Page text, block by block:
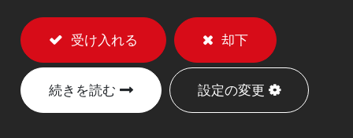
説明
※モニター/アクセサリーは含まれていません
ノートパソコンを引き出しにロックして盗難防
受け入れる 却下
続きを読む 設定の変更